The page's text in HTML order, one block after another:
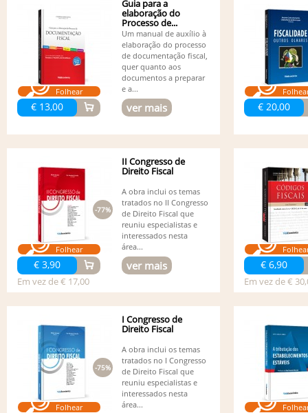
Folhear
€ 13,00
Guia para a
elaboração do
Processo de...
Um manual de auxílio à
elaboração do processo
de documentação fiscal,
quer quanto aos
documentos a preparar
e a...
ver mais € 20,00
Folhear
€ 3,90
Em vez de € 17,00
-77%
II Congresso de
Direito Fiscal
A obra inclui os temas
tratados no II Congresso
de Direito Fiscal que
reuniu especialistas e
interessados nesta
área...
ver mais € 6,90
Em vez de €
Folhear
-75%
I Congresso de
Direito Fiscal
A obra inclui os temas
tratados no I Congresso
de Direito Fiscal que
reuniu especialistas e
interessados nesta
área...